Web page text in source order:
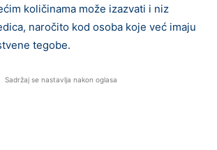
količinama može izazvati i niz
naročito kod osoba koje već imaju
tegobe.
Sadržaj se nastavlja nakon oglasa